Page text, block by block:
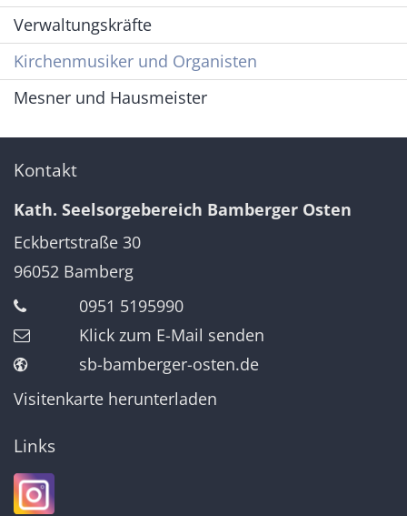
Verwaltungskräfte
Kirchenmusiker und Organisten
Mesner und Hausmeister
Kontakt
Kath. Seelsorgebereich Bamberger Osten
Eckbertstraße 30
96052 Bamberg
0951 5195990
Klick zum E-Mail senden
sb-bamberger-osten.de
Visitenkarte herunterladen
Links